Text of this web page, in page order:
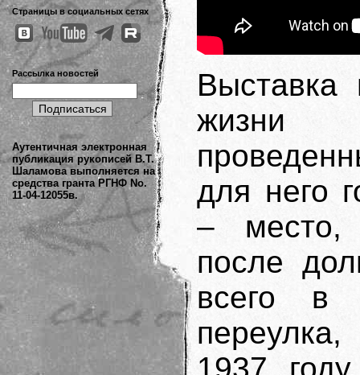
Страницы в социальных сетях
Рассылка новостей
Аутентичная электронная
публикация рукописей В.Т.
Шаламова выполняется на
средства гранта РГНФ No.
11-04-12055в.
жизни
для него
– место,
после
всего в